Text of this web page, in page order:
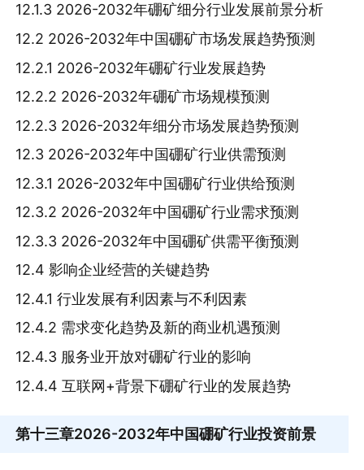
12.1.3 2026-2032年硼矿细分行业发展前景分析
12.2 2026-2032年中国硼矿市场发展趋势预测
12.2.1 2026-2032年硼矿行业发展趋势
12.2.2 2026-2032年硼矿市场规模预测
12.2.3 2026-2032年细分市场发展趋势预测
12.3 2026-2032年中国硼矿行业供需预测
12.3.1 2026-2032年中国硼矿行业供给预测
12.3.2 2026-2032年中国硼矿行业需求预测
12.3.3 2026-2032年中国硼矿供需平衡预测
12.4 影响企业经营的关键趋势
12.4.1 行业发展有利因素与不利因素
12.4.2 需求变化趋势及新的商业机遇预测
12.4.3 服务业开放对硼矿行业的影响
12.4.4 互联网+背景下硼矿行业的发展趋势
第十三章2026-2032年中国硼矿行业投资前景